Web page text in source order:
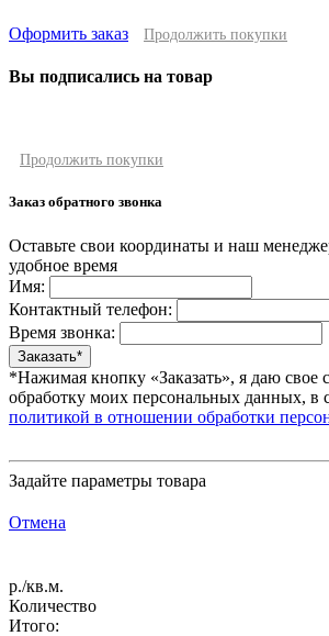
Оформить заказ Продолжить покупки
Вы подписались на товар
Продолжить покупки
Заказ обратного звонка
Оставьте свои координаты и наш
удобное время
Имя:
Контактный телефон:
Время звонка:
*Нажимая кнопку «Заказать», я даю свое
обработку моих персональных данных, в
политикой в отношении обработки
Задайте параметры товара
Отмена
р./кв.м.
Количество
Итого: